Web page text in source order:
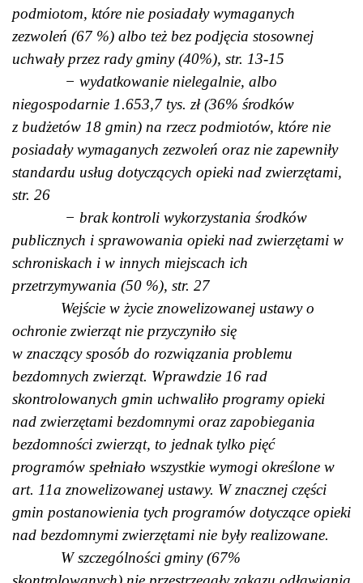
podmiotom, które nie posiadały wymaganych
zezwoleń (67 %) albo też bez podjęcia stosownej
uchwały przez rady gminy (40%), str. 13-15
− wydatkowanie nielegalnie, albo
niegospodarnie 1.653,7 tys. zł (36% środków
z budżetów 18 gmin) na rzecz podmiotów, które nie
posiadały wymaganych zezwoleń oraz nie zapewniły
standardu usług dotyczących opieki nad zwierzętami,
str. 26
− brak kontroli wykorzystania środków
publicznych i sprawowania opieki nad zwierzętami w
schroniskach i w innych miejscach ich
przetrzymywania (50 %), str. 27
Wejście w życie znowelizowanej ustawy o
ochronie zwierząt nie przyczyniło się
w znaczący sposób do rozwiązania problemu
bezdomnych zwierząt. Wprawdzie 16 rad
skontrolowanych gmin uchwaliło programy opieki
nad zwierzętami bezdomnymi oraz zapobiegania
bezdomności zwierząt, to jednak tylko pięć
programów spełniało wszystkie wymogi określone w
art. 11a znowelizowanej ustawy. W znacznej części
gmin postanowienia tych programów dotyczące opieki
nad bezdomnymi zwierzętami nie były realizowane.
W szczególności gminy (67%